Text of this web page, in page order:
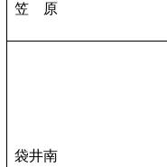
笠 原
袋井南